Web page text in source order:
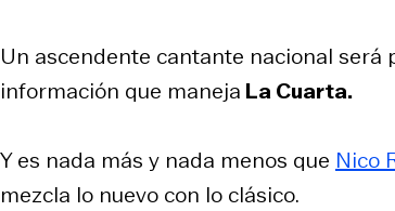
Un ascendente cantante nacional
información que maneja La Cuarta.
Y es nada más y nada menos que Nico
mezcla lo nuevo con lo clásico.